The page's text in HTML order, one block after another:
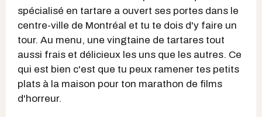
spécialisé en tartare a ouvert ses portes dans le
centre-ville de Montréal et tu te dois d'y faire un
tour. Au menu, une vingtaine de tartares tout
aussi frais et délicieux les uns que les autres. Ce
qui est bien c'est que tu peux ramener tes petits
plats à la maison pour ton marathon de films
d'horreur.